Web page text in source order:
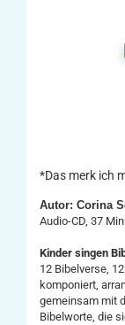
*Das merk ich
Autor: Corina
Audio-CD, 37
Kinder singen
12 Bibelverse,
komponiert,
gemeinsam mit
Bibelworte, die